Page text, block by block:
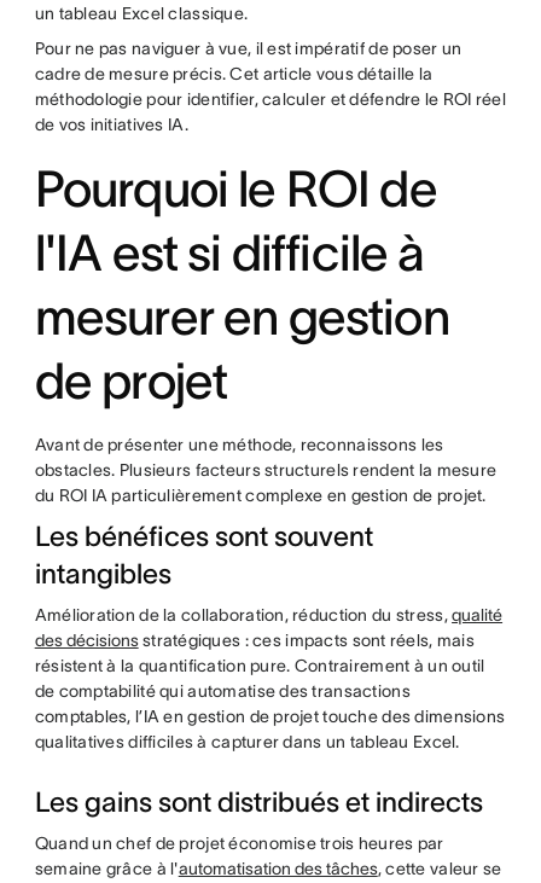
un tableau Excel classique.
Pour ne pas naviguer à vue, il est impératif de poser un
cadre de mesure précis. Cet article vous détaille la
méthodologie pour identifier, calculer et défendre le ROI réel
de vos initiatives IA.
Pourquoi le ROI de
l'IA est si difficile à
mesurer en gestion
de projet
Avant de présenter une méthode, reconnaissons les
obstacles. Plusieurs facteurs structurels rendent la mesure
du ROI IA particulièrement complexe en gestion de projet.
Les bénéfices sont souvent
intangibles
Amélioration de la collaboration, réduction du stress,qualité
des décisionsstratégiques : ces impacts sont réels, mais
résistent à la quantification pure. Contrairement à un outil
de comptabilité qui automatise des transactions
comptables, l’IA en gestion de projet touche des dimensions
qualitatives difficiles à capturer dans un tableau Excel.
Les gains sont distribués et indirects
Quand un chef de projet économise trois heures par
semaine grâce à l'automatisation des tâches, cette valeur se